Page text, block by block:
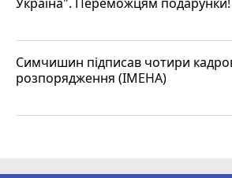
Симчишин підписав чотири
розпорядження (ІМЕНА)